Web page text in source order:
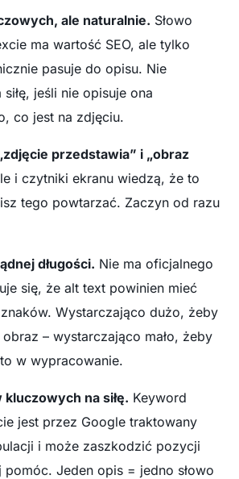
ale naturalnie. Słowo
ma wartość SEO, ale tylko
pasuje do opisu. Nie
jeśli nie opisuje ona
co jest na zdjęciu.
przedstawia” i „obraz
i czytniki ekranu wiedzą, że to
tego powtarzać. Zaczyn od razu
długości. Nie ma oficjalnego
się, że alt text powinien mieć
Wystarczająco dużo, żeby
– wystarczająco mało, żeby
w wypracowanie.
kluczowych na siłę. Keyword
jest przez Google traktowany
i może zaszkodzić pozycji
pomóc. Jeden opis = jedno słowo